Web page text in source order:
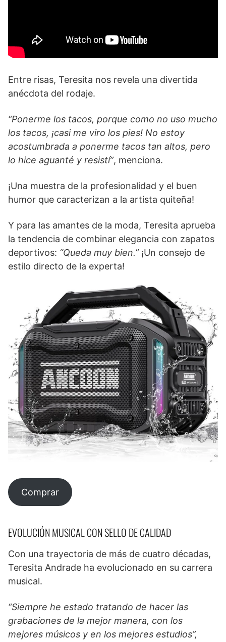
Entre risas, Teresita nos revela una divertida
anécdota del rodaje.
“Ponerme los tacos, porque como no uso mucho
los tacos, ¡casi me viro los pies! No estoy
acostumbrada a ponerme tacos tan altos, pero
lo hice aguanté y resistí”, menciona.
¡Una muestra de la profesionalidad y el buen
humor que caracterizan a la artista quiteña!
Y para las amantes de la moda, Teresita aprueba
la tendencia de combinar elegancia con zapatos
deportivos: “Queda muy bien.”¡Un consejo de
estilo directo de la experta!
Comprar
EVOLUCIÓN MUSICAL CON SELLO DE CALIDAD
Con una trayectoria de más de cuatro décadas,
Teresita Andrade ha evolucionado en su carrera
musical.
“Siempre he estado tratando de hacer las
grabaciones de la mejor manera, con los
mejores músicos y en los mejores estudios”,